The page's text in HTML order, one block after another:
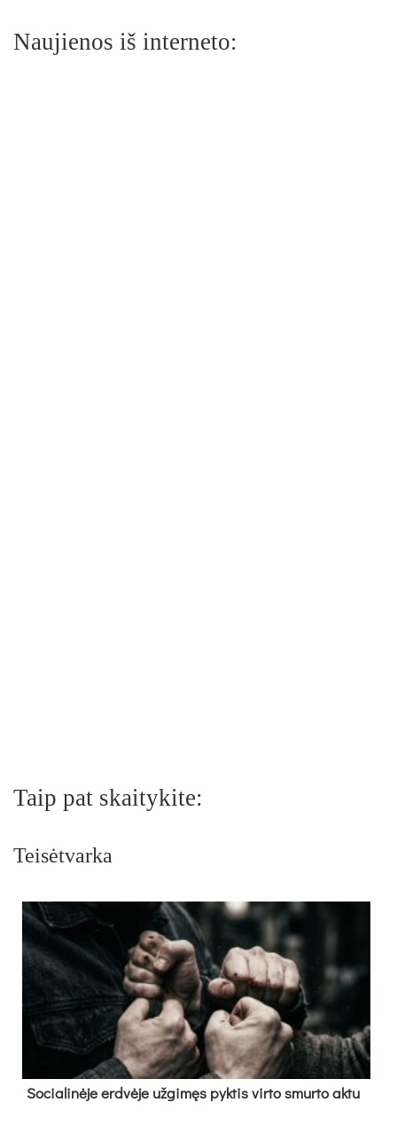
Naujienos iš interneto:
Taip pat skaitykite:
Teisėtvarka
So­cia­li­nė­je erd­vė­je už­gi­męs pyk­tis vir­to smur­to ak­tu